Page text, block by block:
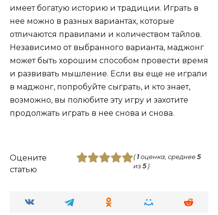
имеет богатую историю и традиции. Играть в
нее можно в разных вариантах, которые
отличаются правилами и количеством тайлов.
Независимо от выбранного варианта, маджонг
может быть хорошим способом провести время
и развивать мышление. Если вы еще не играли
в маджонг, попробуйте сыграть, и кто знает,
возможно, вы полюбите эту игру и захотите
продолжать играть в нее снова и снова.
Оцените
статью
( 1оценка, среднее 5
из 5)